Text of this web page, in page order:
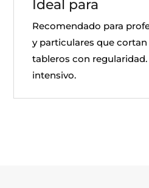
Ideal para
Recomendado para
y particulares que cortan
tableros con regularidad.
intensivo.